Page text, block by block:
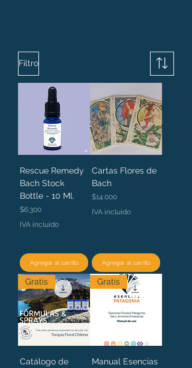
Filtro
Rescue Remedy
Bach Stock
Bottle - 10 Ml.
Precio
$6.300
IVA incluido
Agregar al carrito
Cartas Flores de
Bach
Precio
$14.000
IVA incluido
Agregar al carrito
Gratis
Catálogo de
Gratis
Manual Esencias